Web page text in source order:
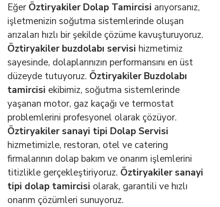
EğerÖztiryakiler Dolap Tamircisi arıyorsanız,
işletmenizin soğutma sistemlerinde oluşan
arızaları hızlı bir şekilde çözüme kavuşturuyoruz.
Öztiryakiler buzdolabı servisi hizmetimiz
sayesinde, dolaplarınızın performansını en üst
düzeyde tutuyoruz. Öztiryakiler Buzdolabı
tamircisi ekibimiz, soğutma sistemlerinde
yaşanan motor, gaz kaçağı ve termostat
problemlerini profesyonel olarak çözüyor.
Öztiryakiler sanayi tipi Dolap Servisi
hizmetimizle, restoran, otel ve catering
firmalarının dolap bakım ve onarım işlemlerini
titizlikle gerçekleştiriyoruz. Öztiryakiler sanayi
tipi dolap tamircisi olarak, garantili ve hızlı
onarım çözümleri sunuyoruz.